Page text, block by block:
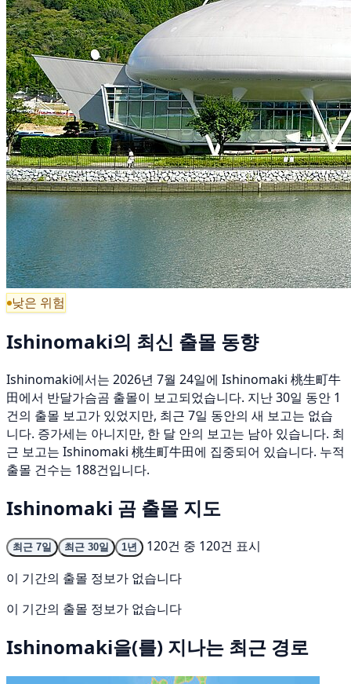
낮은 위험
Ishinomaki의 최신 출몰 동향
Ishinomaki에서는 2026년 7월 24일에 Ishinomaki 桃生町牛
田에서 반달가슴곰 출몰이 보고되었습니다. 지난 30일 동안 1
건의 출몰 보고가 있었지만, 최근 7일 동안의 새 보고는 없습
니다. 증가세는 아니지만, 한 달 안의 보고는 남아 있습니다. 최
근 보고는 Ishinomaki 桃生町牛田에 집중되어 있습니다. 누적
출몰 건수는 188건입니다.
Ishinomaki 곰 출몰 지도
최근 7일 최근 30일 1년
120건 중 120건 표시
이 기간의 출몰 정보가 없습니다
이 기간의 출몰 정보가 없습니다
Ishinomaki을(를) 지나는 최근 경로